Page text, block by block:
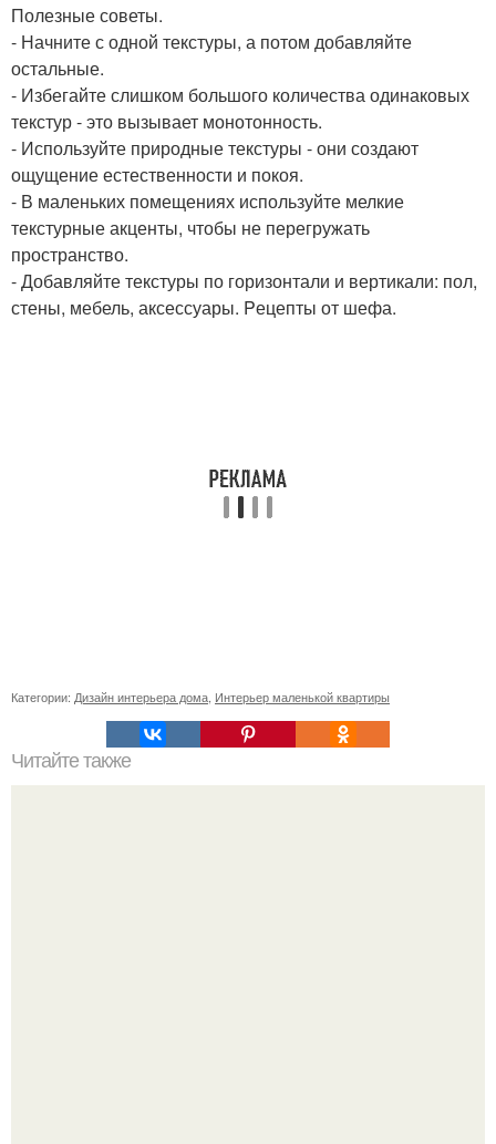
Полезные советы.
- Начните с одной текстуры, а потом добавляйте
остальные.
- Избегайте слишком большого количества одинаковых
текстур - это вызывает монотонность.
- Используйте природные текстуры - они создают
ощущение естественности и покоя.
- В маленьких помещениях используйте мелкие
текстурные акценты, чтобы не перегружать
пространство.
- Добавляйте текстуры по горизонтали и вертикали: пол,
стены, мебель, аксессуары. Pецепты от шефа.
Категории: Дизайн интерьера дома Интерьер маленькой квартиры
Читайте также